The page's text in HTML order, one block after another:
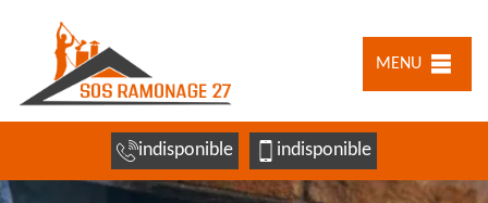
MENU
indisponible indisponible